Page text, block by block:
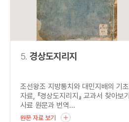
5. 경상도지리지
조선왕조 지방통치와 대민지배의 기초
자료, 『경상도지리지』 교과서 찾아보기
사료 원문과 번역...
원문 자료 보기